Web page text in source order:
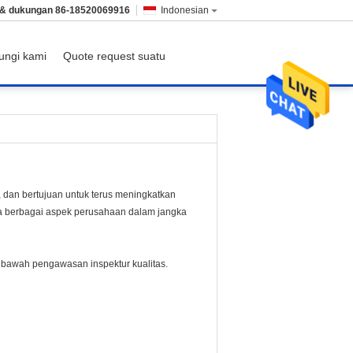
Indonesian
dukungan 86-18520069916
kami Quote request suatu
bertujuan untuk terus meningkatkan
aspek perusahaan dalam jangka
pengawasan inspektur kualitas.